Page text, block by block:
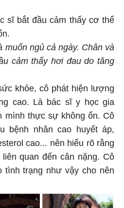
sĩ bắt đầu cảm thấy cơ thể
muốn ngủ cả ngày. Chân và
cảm thấy hơi đau do tăng
khỏe, cô phát hiện lượng
cao. Là bác sĩ y học gia
mình thực sự không ổn. Cô
bệnh nhân cao huyết áp,
cao... nên hiểu rõ rằng
quan đến cân nặng. Cô
tình trạng như vậy cho nên